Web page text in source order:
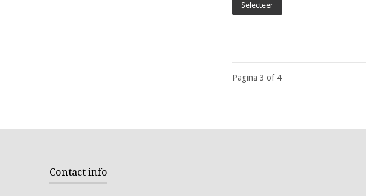
Selecteer
Pagina 3 of 4
Contact info